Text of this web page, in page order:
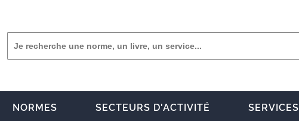
NORMES SECTEURS D'ACTIVITÉ SERVICES